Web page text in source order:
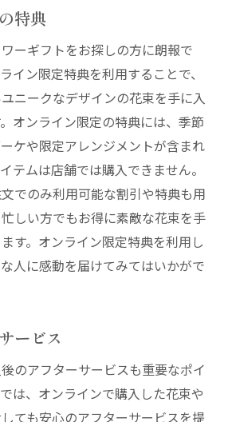
特典
ーギフトをお探しの方に朗報で
イン限定特典を利用することで、
ニークなデザインの花束を手に入
オンライン限定の特典には、季節
ケや限定アレンジメントが含まれ
テムは店舗では購入できません。
でのみ利用可能な割引や特典も用
しい方でもお得に素敵な花束を手
す。オンライン限定特典を利用し
人に感動を届けてみてはいかがで
ービス
のアフターサービスも重要なポイ
は、オンラインで購入した花束や
ても安心のアフターサービスを提